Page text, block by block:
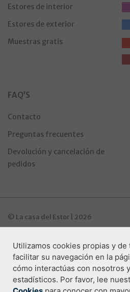
Estores de interior
Estores de exterior
Muestras gratis
FAQ’S
Contacto
Preguntas frecuentes
Devolución y cancelación de
pedidos
© La casa del Estor | 2026
Programa de ayudas Industria
Utilizamos cookies propias y de
facilitar su navegación en la
cómo interactúas con nosotros
estadísticos. Por favor, lee